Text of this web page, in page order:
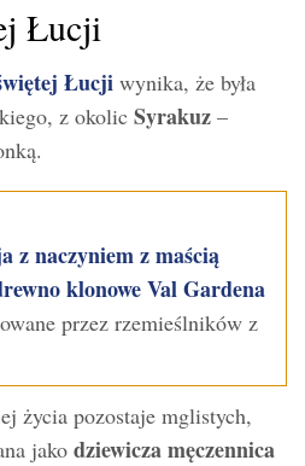
Łucji
Łucji wynika, że była
z okolic Syrakuz –
z naczyniem z maścią
klonowe Val Gardena
przez rzemieślników z
życia pozostaje mglistych,
jako dziewicza męczennica